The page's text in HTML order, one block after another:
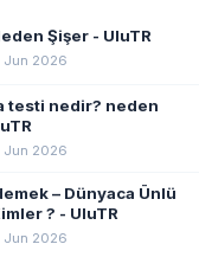
Şişer - UluTR
Jun 2026
testi nedir? neden
Jun 2026
– Dünyaca Ünlü
? - UluTR
Jun 2026